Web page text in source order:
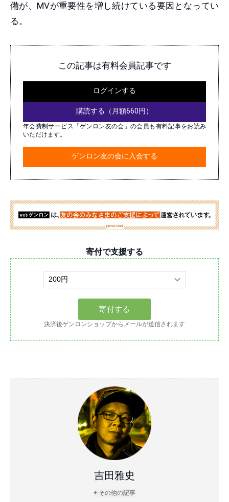
備が、MVが重要性を増し続けている要因となってい
る。
この記事は有料会員記事です
ログインする
購読する（月額660円）
年会費制サービス「ゲンロン友の会」の会員も有料記事をお読み
いただけます。
ゲンロン友の会に入会する
寄付で支援する
決済後ゲンロンショップからメールが送信されます
吉田雅史
+ その他の記事